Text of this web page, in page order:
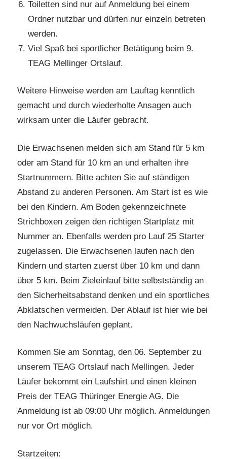
Toiletten sind nur auf Anmeldung bei einem
Ordner nutzbar und dürfen nur einzeln betreten
werden.
Viel Spaß bei sportlicher Betätigung beim 9.
TEAG Mellinger Ortslauf.
Weitere Hinweise werden am Lauftag kenntlich
gemacht und durch wiederholte Ansagen auch
wirksam unter die Läufer gebracht.
Die Erwachsenen melden sich am Stand für 5 km
oder am Stand für 10 km an und erhalten ihre
Startnummern. Bitte achten Sie auf ständigen
Abstand zu anderen Personen. Am Start ist es wie
bei den Kindern. Am Boden gekennzeichnete
Strichboxen zeigen den richtigen Startplatz mit
Nummer an. Ebenfalls werden pro Lauf 25 Starter
zugelassen. Die Erwachsenen laufen nach den
Kindern und starten zuerst über 10 km und dann
über 5 km. Beim Zieleinlauf bitte selbstständig an
den Sicherheitsabstand denken und ein sportliches
Abklatschen vermeiden. Der Ablauf ist hier wie bei
den Nachwuchsläufen geplant.
Kommen Sie am Sonntag, den 06. September zu
unserem TEAG Ortslauf nach Mellingen. Jeder
Läufer bekommt ein Laufshirt und einen kleinen
Preis der TEAG Thüringer Energie AG. Die
Anmeldung ist ab 09:00 Uhr möglich. Anmeldungen
nur vor Ort möglich.
Startzeiten: